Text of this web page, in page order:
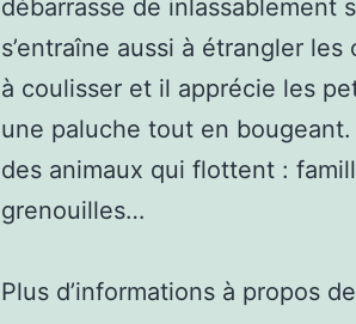
débarrasse de inlassablement
s’entraîne aussi à étrangler
à coulisser et il apprécie les
une paluche tout en
des animaux qui flottent :
grenouilles…
Plus d’informations à propos de